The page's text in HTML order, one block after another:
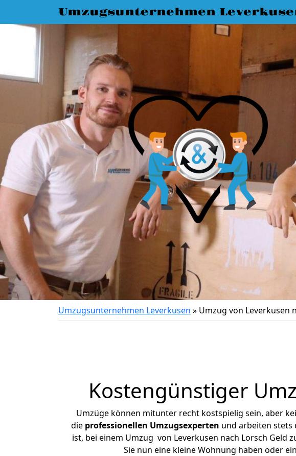
Umzugsunternehmen
Umzugsunternehmen Leverkusen » Umzug von Leverkusen
Kostengünstiger
Umzüge können mitunter recht kostspielig sein, aber
die professionellen Umzugsexperten und arbeiten stets
ist, bei einem Umzug von Leverkusen nach Lorsch Geld
Sie nun eine kleine Wohnung haben oder